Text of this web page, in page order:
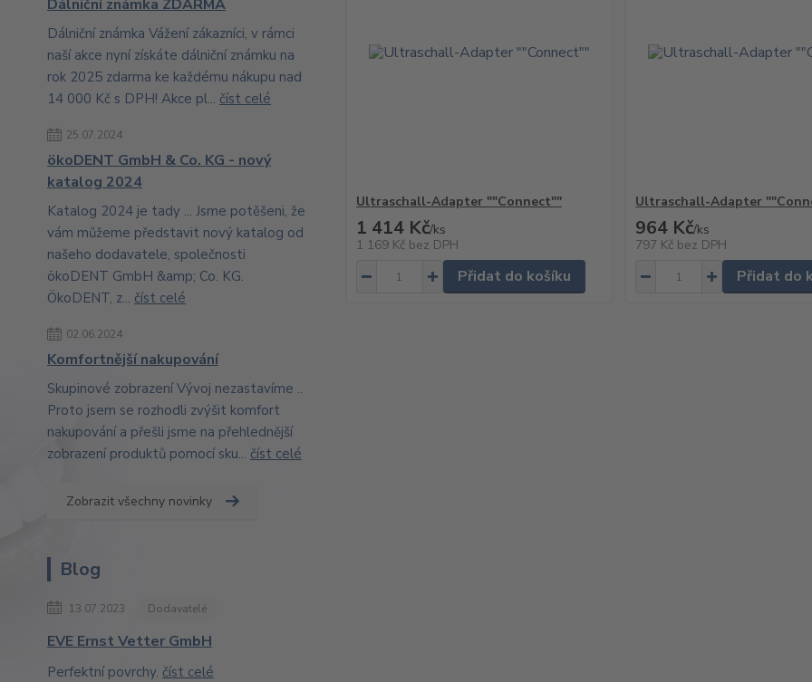
Dálniční známka ZDARMA
Dálniční známka Vážení zákazníci, v rámci
naší akce nyní získáte dálniční známku na
rok 2025 zdarma ke každému nákupu nad
14 000 Kč s DPH! Akce pl... číst celé
25.07.2024
ökoDENT GmbH & Co. KG - nový
katalog 2024
Katalog 2024 je tady ... Jsme potěšeni, že
vám můžeme představit nový katalog od
našeho dodavatele, společnosti
ökoDENT GmbH &amp; Co. KG.
ÖkoDENT, z... číst celé
02.06.2024
Komfortnější nakupování
Skupinové zobrazení Vývoj nezastavíme ..
Proto jsem se rozhodli zvýšit komfort
nakupování a přešli jsme na přehlednější
zobrazení produktů pomocí sku... číst celé
Zobrazit všechny novinky
Blog
13.07.2023 Dodavatelé
EVE Ernst Vetter GmbH
Perfektní povrchy. číst celé
Ultraschall-Adapter ""Connect""
1 414 Kč/ks
1 169 Kč bez DPH
Přidat do košíku
Ultraschall-Adapter
964 Kč/ks
797 Kč bez DPH
Přidat do